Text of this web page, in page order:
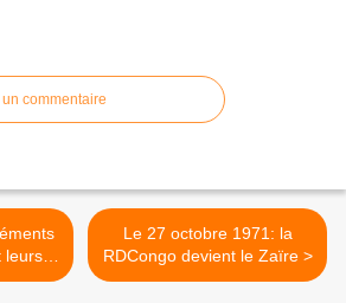
commentaire
leurs
tirant
Le 27 octobre 1971: la
RDCongo devient le Zaïre >